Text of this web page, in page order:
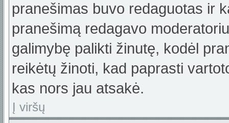
pranešimas buvo redaguotas ir
pranešimą redagavo
galimybę palikti žinutę, kodėl
reikėtų žinoti, kad paprasti
kas nors jau atsakė.
Į viršų